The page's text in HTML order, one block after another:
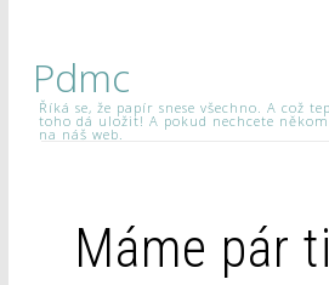
Pdmc
Říká se, že papír snese všechno. A což
toho dá uložit! A pokud nechcete
na náš web.
Máme pár